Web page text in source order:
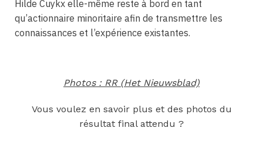
Hilde Cuykx elle-même reste à bord en tant
qu’actionnaire minoritaire afin de transmettre les
connaissances et l’expérience existantes.
Photos : RR (Het Nieuwsblad)
Vous voulez en savoir plus et des photos du
résultat final attendu ?